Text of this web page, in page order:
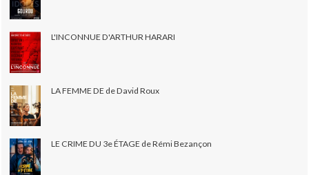
L'INCONNUE D'ARTHUR HARARI
LA FEMME DE de David Roux
LE CRIME DU 3e ÉTAGE de Rémi Bezançon